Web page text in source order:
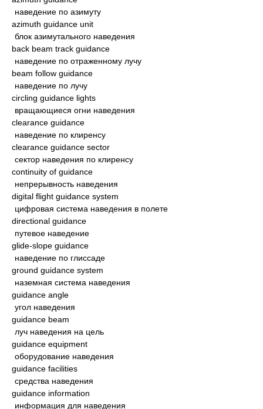
наведение по азимуту
azimuth guidance unit
блок азимутального наведения
back beam track guidance
наведение по отраженному лучу
beam follow guidance
наведение по лучу
circling guidance lights
вращающиеся огни наведения
clearance guidance
наведение по клиренсу
clearance guidance sector
сектор наведения по клиренсу
continuity of guidance
непрерывность наведения
digital flight guidance system
цифровая система наведения в полете
directional guidance
путевое наведение
glide-slope guidance
наведение по глиссаде
ground guidance system
наземная система наведения
guidance angle
угол наведения
guidance beam
луч наведения на цель
guidance equipment
оборудование наведения
guidance facilities
средства наведения
guidance information
информация для наведения